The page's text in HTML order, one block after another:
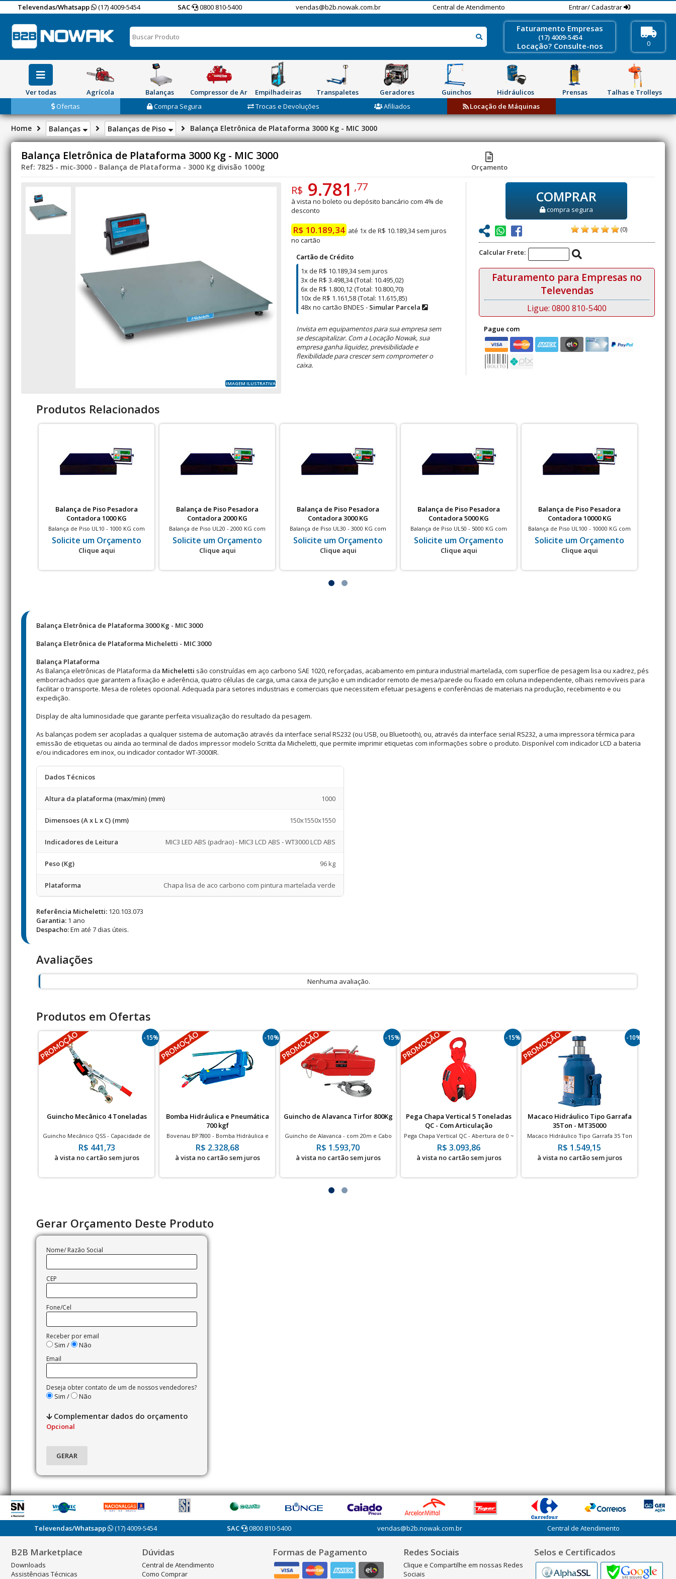
Televendas/Whatsapp (17) 4009-5454 SAC 0800 810-5400 vendas@b2b.nowak.com.br Central de Atendimento Entrar/ Cadastrar
Faturamento Empresas
(17) 4009-5454
Locação? Consulte-nos 0
Ver todas Agrícola Balanças Compressor de Ar Empilhadeiras Transpaletes Geradores Guinchos Hidráulicos Prensas
Talhas e Trolleys
Ofertas
Compra Segura Trocas e Devoluções Afiliados Locação de Máquinas
Home Balanças Balanças de Piso Balança Eletrônica de Plataforma 3000 Kg - MIC 3000
Balança Eletrônica de Plataforma 3000 Kg - MIC 3000
Ref: 7825 - mic-3000 - Balança de Plataforma - 3000 Kg divisão 1000g Orçamento
IMAGEM ILUSTRATIVA
R$ 9.781 ,77
à vista no boleto ou depósito bancário com 4% de
desconto
R$ 10.189,34 até 1x de R$ 10.189,34 sem juros
no cartão
Cartão de Crédito
1x de R$ 10.189,34 sem juros
3x de R$ 3.498,34 (Total: 10.495,02)
6x de R$ 1.800,12 (Total: 10.800,70)
10x de R$ 1.161,58 (Total: 11.615,85)
48x no cartão BNDES - Simular Parcela
Invista em equipamentos para sua empresa sem
se descapitalizar. Com a Locação Nowak, sua
empresa ganha liquidez, previsibilidade e
flexibilidade para crescer sem comprometer o
caixa.
COMPRAR
compra segura
(0)
Calcular Frete:
Faturamento para Empresas no
Televendas
Ligue: 0800 810-5400
Pague com
Produtos Relacionados
Balança de Piso Pesadora
Contadora 1000 KG
Balança de Piso UL10 - 1000 KG com
divisão de 200g
Solicite um Orçamento
Clique aqui
Balança de Piso Pesadora
Contadora 2000 KG
Balança de Piso UL20 - 2000 KG com
divisão de 200g
Solicite um Orçamento
Clique aqui
Balança de Piso Pesadora
Contadora 3000 KG
Balança de Piso UL30 - 3000 KG com
divisão de 500g
Solicite um Orçamento
Clique aqui
Balança de Piso Pesadora
Contadora 5000 KG
Balança de Piso UL50 - 5000 KG com
divisão de 1kg
Solicite um Orçamento
Clique aqui
Balança de Piso Pesadora
Contadora 10000 KG
Balança de Piso UL100 - 10000 KG com
divisão de 1kg
Solicite um Orçamento
Clique aqui
Balança Eletrônica de Plataforma 3000 Kg - MIC 3000
Balança Eletrônica de Plataforma Micheletti - MIC 3000
Balança Plataforma
As Balança eletrônicas de Plataforma da Micheletti são construídas em aço carbono SAE 1020, reforçadas, acabamento em pintura industrial martelada, com superfície de pesagem lisa ou xadrez, pés
emborrachados que garantem a fixação e aderência, quatro células de carga, uma caixa de junção e um indicador remoto de mesa/parede ou fixado em coluna independente, olhais removíveis para
facilitar o transporte. Mesa de roletes opcional. Adequada para setores industriais e comerciais que necessitem efetuar pesagens e conferências de materiais na produção, recebimento e ou
expedição.
Display de alta luminosidade que garante perfeita visualização do resultado da pesagem.
As balanças podem ser acopladas a qualquer sistema de automação através da interface serial RS232 (ou USB, ou Bluetooth), ou, através da interface serial RS232, a uma impressora térmica para
emissão de etiquetas ou ainda ao terminal de dados impressor modelo Scritta da Micheletti, que permite imprimir etiquetas com informações sobre o produto. Disponível com indicador LCD a bateria
e/ou indicadores em inox, ou indicador contador WT-3000IR.
Dados Técnicos
Altura da plataforma (max/min) (mm) 1000
Dimensoes (A x L x C) (mm) 150x1550x1550
Indicadores de Leitura MIC3 LED ABS (padrao) - MIC3 LCD ABS - WT3000 LCD ABS
Peso (Kg) 96 kg
Plataforma Chapa lisa de aco carbono com pintura martelada verde
Referência Micheletti: 120.103.073
Garantia: 1 ano
Despacho:Em até 7 dias úteis.
Avaliações
Nenhuma avaliação.
Produtos em Ofertas
-15%
Guincho Mecânico 4 Toneladas
Guincho Mecânico QSS - Capacidade de
Içamento 19.6 kN
R$ 441,73
à vista no cartão sem juros
-10%
Bomba Hidráulica e Pneumática
700 kgf
Bovenau BP7800 - Bomba Hidráulica e
Pneumática 700 kgf/cm² e/ou 10000 PSI
R$ 2.328,68
à vista no cartão sem juros
-15%
Guincho de Alavanca Tirfor 800Kg
Guincho de Alavanca - com 20m e Cabo
de Aço
R$ 1.593,70
à vista no cartão sem juros
-15%
Pega Chapa Vertical 5 Toneladas
QC - Com Articulação
Pega Chapa Vertical QC - Abertura de 0 ~
50 mm
R$ 3.093,86
à vista no cartão sem juros
-10%
Macaco Hidráulico Tipo Garrafa
35Ton - MT35000
Macaco Hidráulico Tipo Garrafa 35 Ton
R$ 1.549,15
à vista no cartão sem juros
Gerar Orçamento Deste Produto
Nome/ Razão Social
CEP
Fone/Cel
Receber por email
Sim / Não
Email
Deseja obter contato de um de nossos vendedores?
Sim / Não
Complementar dados do orçamento
Opcional
Televendas/Whatsapp (17) 4009-5454 SAC 0800 810-5400 vendas@b2b.nowak.com.br Central de Atendimento
B2B Marketplace
Downloads
Assistências Técnicas
Dúvidas
Central de Atendimento
Como Comprar
Formas de Pagamento Redes Sociais
Clique e Compartilhe em nossas Redes
Sociais
Selos e Certificados